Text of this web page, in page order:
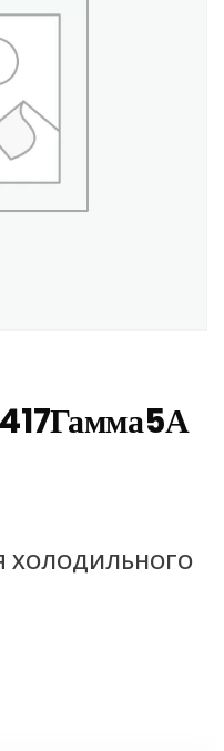
ХОЛОДИЛЬНОГО